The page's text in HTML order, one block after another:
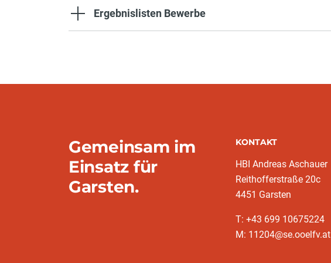
Ergebnislisten Bewerbe
Gemeinsam im
Einsatz für
Garsten.
KONTAKT
HBI Andreas Aschauer
Reithofferstraße 20c
4451 Garsten
T: ‭+43 699 10675224‬
M: 11204@se.ooelfv.at